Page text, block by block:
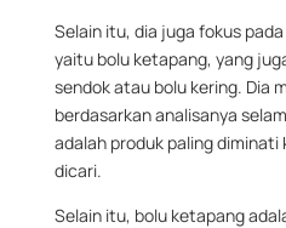
Selain itu, dia juga fokus
yaitu bolu ketapang, yang
sendok atau bolu kering. Dia
berdasarkan analisanya
adalah produk paling diminati
dicari.
Selain itu, bolu ketapang